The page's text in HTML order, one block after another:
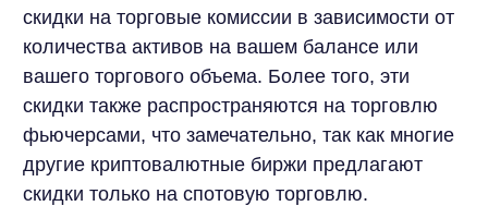
скидки на торговые комиссии в зависимости от
количества активов на вашем балансе или
вашего торгового объема. Более того, эти
скидки также распространяются на торговлю
фьючерсами, что замечательно, так как многие
другие криптовалютные биржи предлагают
скидки только на спотовую торговлю.